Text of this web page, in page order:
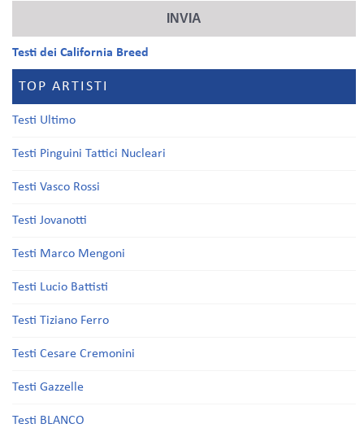
Testi dei California Breed
TOP ARTISTI
Testi Ultimo
Testi Pinguini Tattici Nucleari
Testi Vasco Rossi
Testi Jovanotti
Testi Marco Mengoni
Testi Lucio Battisti
Testi Tiziano Ferro
Testi Cesare Cremonini
Testi Gazzelle
Testi BLANCO